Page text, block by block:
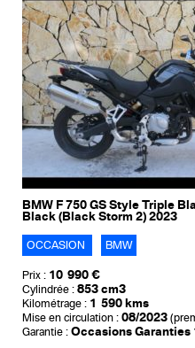
BMW F 750 GS Style Triple
Black (Black Storm 2) 2023
OCCASION BMW
Prix : 10 990 €
Cylindrée : 853 cm3
Kilométrage : 1 590 kms
Mise en circulation : 08/2023
Garantie : Occasions Garanties